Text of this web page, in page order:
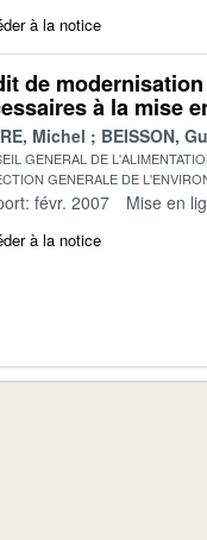
à la notice
de
à la mise
Michel BEISSON,
GENERAL DE
GENERALE DE
févr. 2007 Mise en
à la notice